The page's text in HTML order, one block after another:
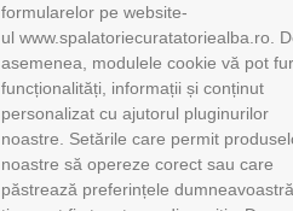
formularelor pe website-
ul www.spalatoriecuratatoriealba.ro.
asemenea, modulele cookie vă pot
funcționalități, informații și conținut
personalizat cu ajutorul pluginurilor
noastre. Setările care permit
noastre să opereze corect sau care
păstrează preferințele